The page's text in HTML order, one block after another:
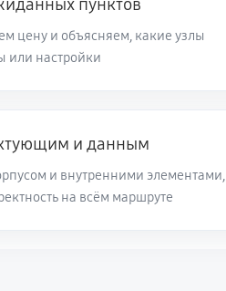
цену и объясняем, какие узлы
или настройки
и данным
и внутренними элементами,
на всём маршруте